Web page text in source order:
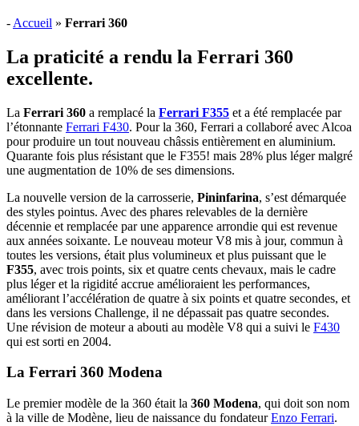
- Accueil » Ferrari 360
La praticité a rendu la Ferrari 360
excellente.
La Ferrari 360 a remplacé la Ferrari F355 et a été remplacée par
l’étonnante Ferrari F430. Pour la 360, Ferrari a collaboré avec Alcoa
pour produire un tout nouveau châssis entièrement en aluminium.
Quarante fois plus résistant que le F355! mais 28% plus léger malgré
une augmentation de 10% de ses dimensions.
La nouvelle version de la carrosserie, Pininfarina, s’est démarquée
des styles pointus. Avec des phares relevables de la dernière
décennie et remplacée par une apparence arrondie qui est revenue
aux années soixante. Le nouveau moteur V8 mis à jour, commun à
toutes les versions, était plus volumineux et plus puissant que le
F355, avec trois points, six et quatre cents chevaux, mais le cadre
plus léger et la rigidité accrue amélioraient les performances,
améliorant l’accélération de quatre à six points et quatre secondes, et
dans les versions Challenge, il ne dépassait pas quatre secondes.
Une révision de moteur a abouti au modèle V8 qui a suivi le F430
qui est sorti en 2004.
La Ferrari 360 Modena
Le premier modèle de la 360 était la 360 Modena, qui doit son nom
à la ville de Modène, lieu de naissance du fondateurEnzo Ferrari.